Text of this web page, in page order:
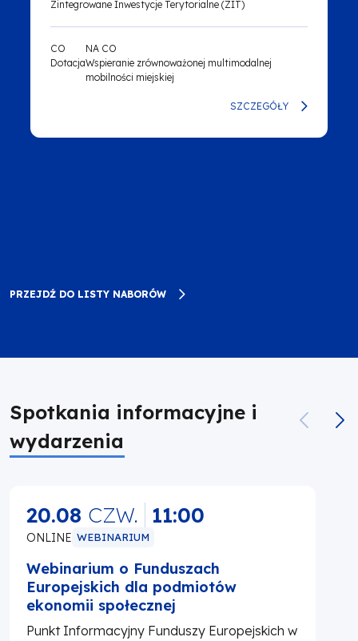
Zintegrowane Inwestycje Terytorialne (ZIT)
CO
Dotacja
NA CO
Wspieranie zrównoważonej multimodalnej
mobilności miejskiej
SZCZEGÓŁY
PRZEJDŹ DO LISTY NABORÓW
Spotkania informacyjne i
wydarzenia
20.08 CZW. 11:00
ONLINE WEBINARIUM
Webinarium o Funduszach
Europejskich dla podmiotów
ekonomii społecznej
Punkt Informacyjny Funduszy Europejskich w